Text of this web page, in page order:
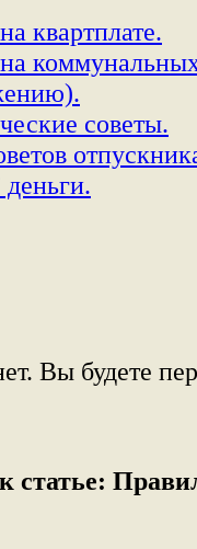
квартплате.
советы.
Вы будете
статье: